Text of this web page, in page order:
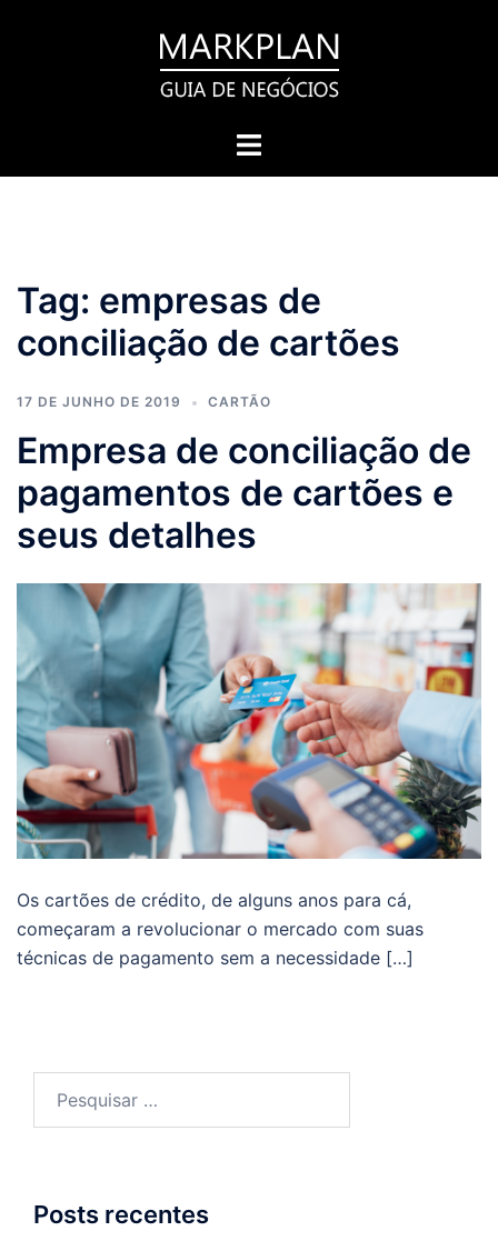
Toggle
Tag: empresas de
conciliação de cartões
17 DE JUNHO DE 2019 CARTÃO
Empresa de conciliação de
pagamentos de cartões e
seus detalhes
Os cartões de crédito, de alguns anos para cá,
começaram a revolucionar o mercado com suas
técnicas de pagamento sem a necessidade […]
Posts recentes